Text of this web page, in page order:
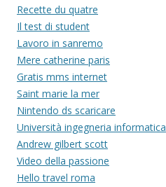
Recette du quatre
Il test di student
Lavoro in sanremo
Mere catherine paris
Gratis mms internet
Saint marie la mer
Nintendo ds scaricare
Università ingegneria informatica
Andrew gilbert scott
Video della passione
Hello travel roma